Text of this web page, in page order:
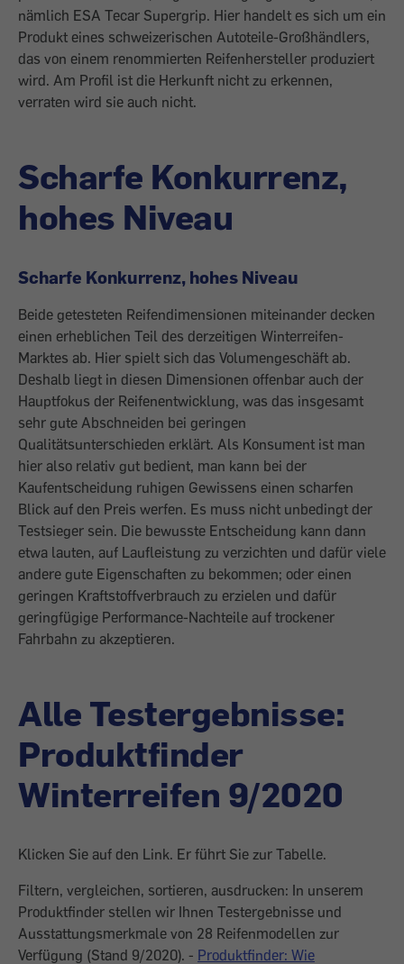
nämlich ESA Tecar Supergrip. Hier handelt es sich um ein
Produkt eines schweizerischen Autoteile-Großhändlers,
das von einem renommierten Reifenhersteller produziert
wird. Am Profil ist die Herkunft nicht zu erkennen,
verraten wird sie auch nicht.
Scharfe Konkurrenz,
hohes Niveau
Scharfe Konkurrenz, hohes Niveau
Beide getesteten Reifendimensionen miteinander decken
einen erheblichen Teil des derzeitigen Winterreifen-
Marktes ab. Hier spielt sich das Volumengeschäft ab.
Deshalb liegt in diesen Dimensionen offenbar auch der
Hauptfokus der Reifenentwicklung, was das insgesamt
sehr gute Abschneiden bei geringen
Qualitätsunterschieden erklärt. Als Konsument ist man
hier also relativ gut bedient, man kann bei der
Kaufentscheidung ruhigen Gewissens einen scharfen
Blick auf den Preis werfen. Es muss nicht unbedingt der
Testsieger sein. Die bewusste Entscheidung kann dann
etwa lauten, auf Laufleistung zu verzichten und dafür viele
andere gute Eigenschaften zu bekommen; oder einen
geringen Kraftstoffverbrauch zu erzielen und dafür
geringfügige Performance-Nachteile auf trockener
Fahrbahn zu akzeptieren.
Alle Testergebnisse:
Produktfinder
Winterreifen 9/2020
Klicken Sie auf den Link. Er führt Sie zur Tabelle.
Filtern, vergleichen, sortieren, ausdrucken: In unserem
Produktfinder stellen wir Ihnen Testergebnisse und
Ausstattungsmerkmale von 28 Reifenmodellen zur
Verfügung (Stand 9/2020). - Produktfinder: Wie